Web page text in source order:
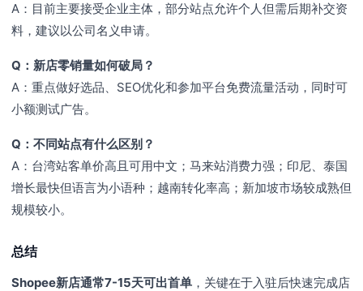
A：目前主要接受企业主体，部分站点允许个人但需后期补交资
料，建议以公司名义申请。
Q：新店零销量如何破局？
A：重点做好选品、SEO优化和参加平台免费流量活动，同时可
小额测试广告。
Q：不同站点有什么区别？
A：台湾站客单价高且可用中文；马来站消费力强；印尼、泰国
增长最快但语言为小语种；越南转化率高；新加坡市场较成熟但
规模较小。
总结
Shopee新店通常7-15天可出首单 ，关键在于入驻后快速完成店